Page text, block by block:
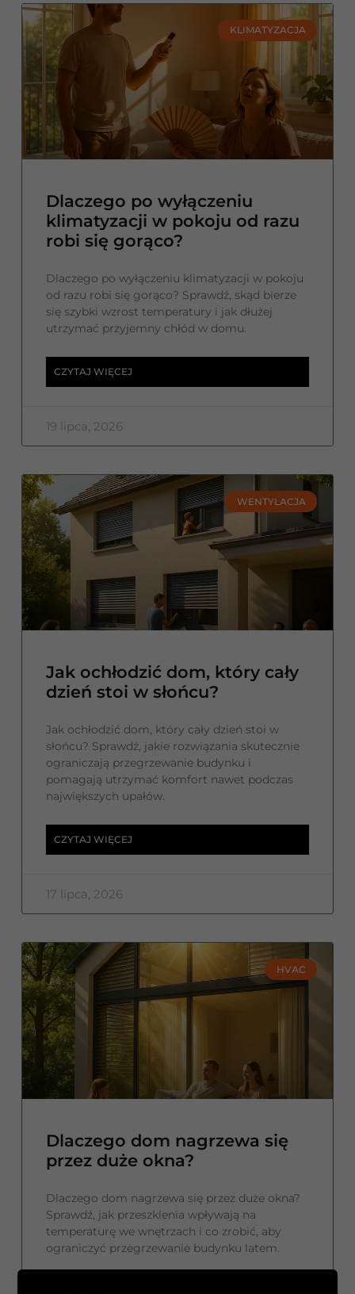
KLIMATYZACJA
Dlaczego po wyłączeniu
klimatyzacji w pokoju od razu
robi się gorąco?
Dlaczego po wyłączeniu klimatyzacji w pokoju
od razu robi się gorąco? Sprawdź, skąd bierze
się szybki wzrost temperatury i jak dłużej
utrzymać przyjemny chłód w domu.
CZYTAJ WIĘCEJ
19 lipca, 2026
WENTYLACJA
Jak ochłodzić dom, który cały
dzień stoi w słońcu?
Jak ochłodzić dom, który cały dzień stoi w
słońcu? Sprawdź, jakie rozwiązania skutecznie
ograniczają przegrzewanie budynku i
pomagają utrzymać komfort nawet podczas
największych upałów.
CZYTAJ WIĘCEJ
17 lipca, 2026
HVAC
Dlaczego dom nagrzewa się
przez duże okna?
Dlaczego dom nagrzewa się przez duże okna?
Sprawdź, jak przeszklenia wpływają na
temperaturę we wnętrzach i co zrobić, aby
ograniczyć przegrzewanie budynku latem.